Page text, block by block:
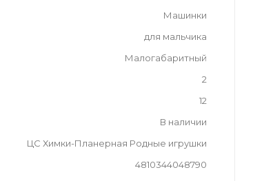
Машинки
для мальчика
Малогабаритный
2
12
В наличии
ЦС Химки-Планерная Родные игрушки
4810344048790